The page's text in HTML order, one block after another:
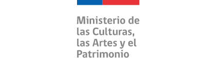
Ministerio de las